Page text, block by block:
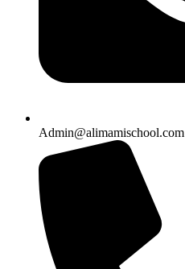
Admin@alimamischool.com